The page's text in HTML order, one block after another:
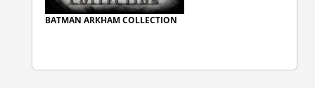
BATMAN ARKHAM COLLECTION